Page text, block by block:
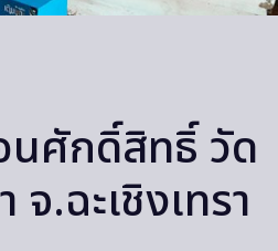
นศักดิ์สิทธิ์ วัด
จ.ฉะเชิงเทรา